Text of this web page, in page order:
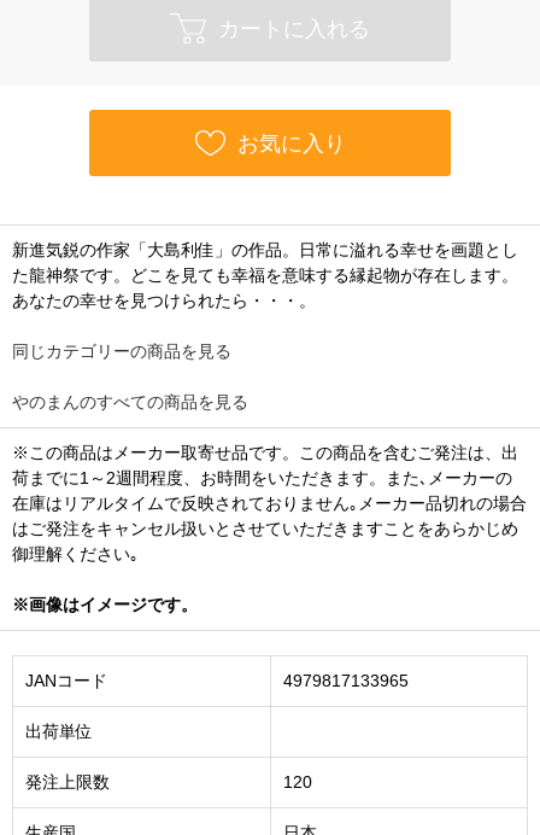
カートに入れる
お気に入り
新進気鋭の作家「大島利佳」の作品。日常に溢れる幸せを画題とし
た龍神祭です。どこを見ても幸福を意味する縁起物が存在します。
あなたの幸せを見つけられたら・・・。
同じカテゴリーの商品を見る
やのまんのすべての商品を見る
※この商品はメーカー取寄せ品です。この商品を含むご発注は、出
荷までに1～2週間程度、お時間をいただきます。また､メーカーの
在庫はリアルタイムで反映されておりません｡メーカー品切れの場合
はご発注をキャンセル扱いとさせていただきますことをあらかじめ
御理解ください｡
※画像はイメージです。
JANコード 4979817133965
出荷単位
発注上限数 120